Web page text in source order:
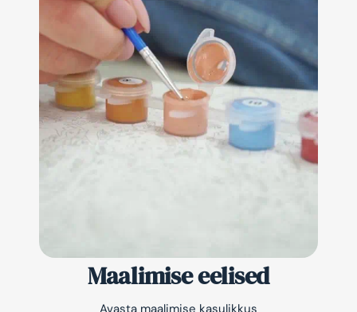
Maalimise eelised